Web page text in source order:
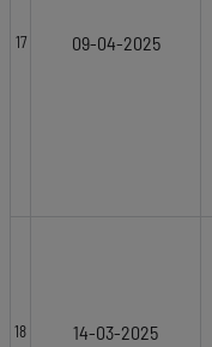
17 09-04-2025
18 14-03-2025